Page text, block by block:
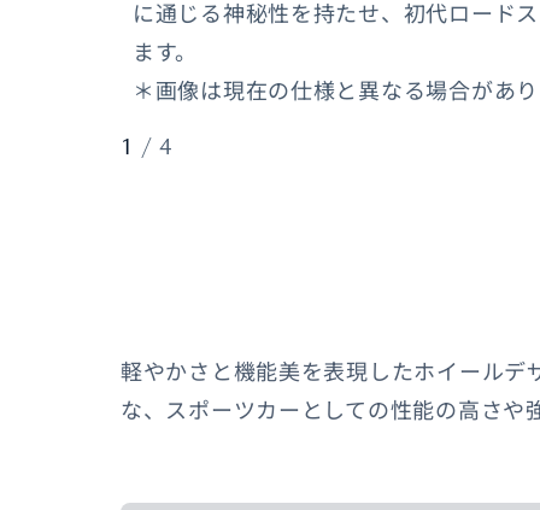
に通じる神秘性を持たせ、初代ロード
ます。
＊画像は現在の仕様と異なる場合があ
1 / 4
軽やかさと機能美を表現したホイールデ
な、スポーツカーとしての性能の高さや